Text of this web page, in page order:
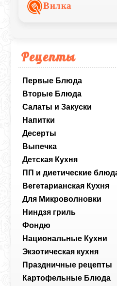
Рецепты
Первые Блюда
Вторые Блюда
Салаты и Закуски
Напитки
Десерты
Выпечка
Детская Кухня
ПП и диетические
Вегетарианская Кухня
Для Микроволновки
Ниндзя гриль
Фондю
Национальные Кухни
Экзотическая кухня
Праздничные рецепты
Картофельные Блюда
Вилка